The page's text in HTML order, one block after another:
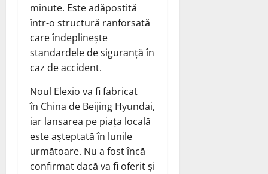
minute. Este adăpostită
într-o structură ranforsată
care îndeplinește
standardele de siguranță în
caz de accident.
Noul Elexio va fi fabricat
în China de Beijing Hyundai,
iar lansarea pe piața locală
este așteptată în lunile
următoare. Nu a fost încă
confirmat dacă va fi oferit și